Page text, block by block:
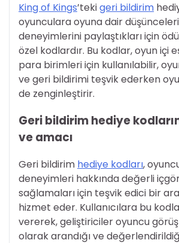
King of Kings’tekigeri bildirim
oyunculara oyuna dair
deneyimlerini paylaştıkları için
özel kodlardır. Bu kodlar, oyun içi
para birimleri için kullanılabilir,
ve geri bildirimi teşvik ederken
de zenginleştirir.
Geri bildirim hediye
ve amacı
Geri bildirim hediye kodları,
deneyimleri hakkında değerli
sağlamaları için teşvik edici bir
hizmet eder. Kullanıcılara bu
vererek, geliştiriciler oyuncu
olarak arandığı ve